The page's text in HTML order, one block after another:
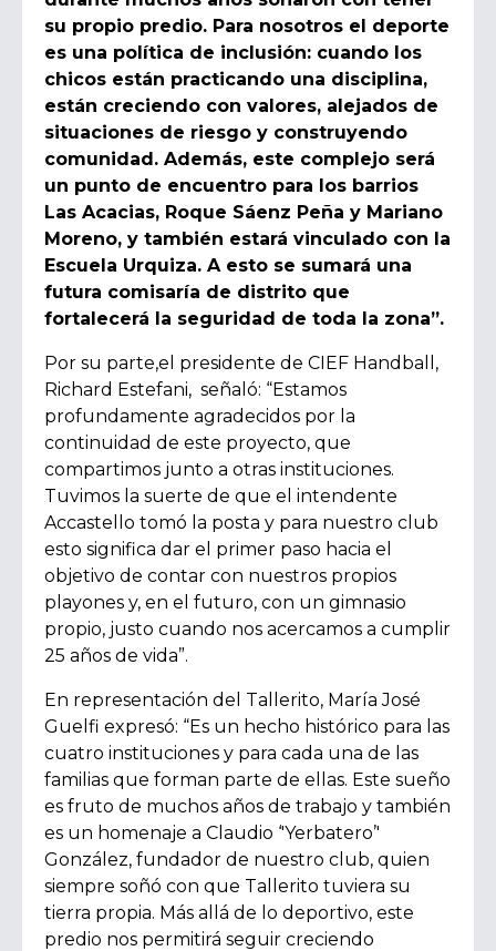
su propio predio. Para nosotros el deporte
es una política de inclusión: cuando los
chicos están practicando una disciplina,
están creciendo con valores, alejados de
situaciones de riesgo y construyendo
comunidad. Además, este complejo será
un punto de encuentro para los barrios
Las Acacias, Roque Sáenz Peña y Mariano
Moreno, y también estará vinculado con la
Escuela Urquiza. A esto se sumará una
futura comisaría de distrito que
fortalecerá la seguridad de toda la zona”.
Por su parte,el presidente de CIEF Handball,
Richard Estefani, señaló: “Estamos
profundamente agradecidos por la
continuidad de este proyecto, que
compartimos junto a otras instituciones.
Tuvimos la suerte de que el intendente
Accastello tomó la posta y para nuestro club
esto significa dar el primer paso hacia el
objetivo de contar con nuestros propios
playones y, en el futuro, con un gimnasio
propio, justo cuando nos acercamos a cumplir
25 años de vida”.
En representación del Tallerito, María José
Guelfi expresó: “Es un hecho histórico para las
cuatro instituciones y para cada una de las
familias que forman parte de ellas. Este sueño
es fruto de muchos años de trabajo y también
es un homenaje a Claudio ‘'Yerbatero’'
González, fundador de nuestro club, quien
siempre soñó con que Tallerito tuviera su
tierra propia. Más allá de lo deportivo, este
predio nos permitirá seguir creciendo